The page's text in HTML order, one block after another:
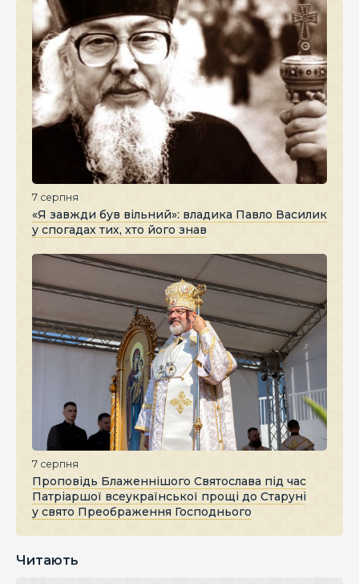
7 серпня
«Я завжди був вільний»: владика Павло Василик
у спогадах тих, хто його знав
7 серпня
Проповідь Блаженнішого Святослава під час
Патріаршої всеукраїнської прощі до Старуні
у свято Преображення Господнього
Читають